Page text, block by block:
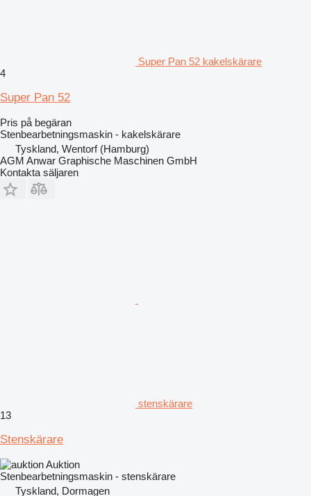
Super Pan 52 kakelskärare
4
Super Pan 52
Pris på begäran
Stenbearbetningsmaskin - kakelskärare
Tyskland, Wentorf (Hamburg)
AGM Anwar Graphische Maschinen GmbH
Kontakta säljaren
stenskärare
13
Stenskärare
Auktion
Stenbearbetningsmaskin - stenskärare
Tyskland, Dormagen